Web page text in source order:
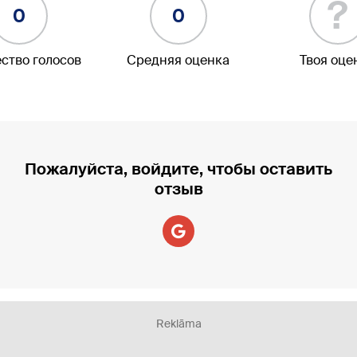
0
голосов
0
Средняя оценка
?
Твоя
Пожалуйста, войдите, чтобы оставить
отзыв
Reklāma